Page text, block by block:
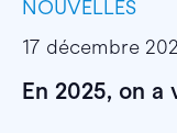
NOUVELLES
17 décembre
En 2025, on a